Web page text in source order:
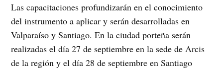
Las capacitaciones profundizarán en el conocimiento
del instrumento a aplicar y serán desarrolladas en
Valparaíso y Santiago. En la ciudad porteña serán
realizadas el día 27 de septiembre en la sede de Arcis
de la región y el día 28 de septiembre en Santiago